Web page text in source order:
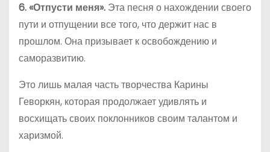
6. «Отпусти меня». Эта песня о нахождении своего
пути и отпущении все того, что держит нас в
прошлом. Она призывает к освобождению и
саморазвитию.
Это лишь малая часть творчества Карины
Геворкян, которая продолжает удивлять и
восхищать своих поклонников своим талантом и
харизмой.